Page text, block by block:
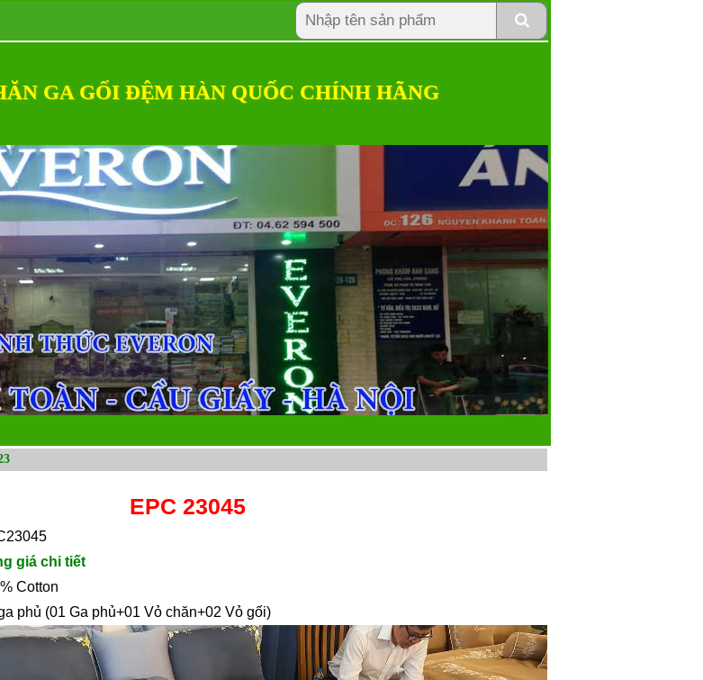
GA GỐI ĐỆM HÀN QUỐC CHÍNH HÃNG
EPC 23045
giá chi tiết
Cotton
phủ (01 Ga phủ+01 Vỏ chăn+02 Vỏ gối)